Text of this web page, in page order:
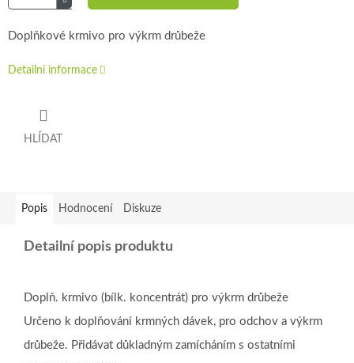
Doplňkové krmivo pro výkrm drůbeže
Detailní informace
HLÍDAT
Popis Hodnocení Diskuze
Detailní popis produktu
Doplň. krmivo (bílk. koncentrát) pro výkrm drůbeže
Určeno k doplňování krmných dávek, pro odchov a výkrm
drůbeže. Přidávat důkladným zamícháním s ostatními